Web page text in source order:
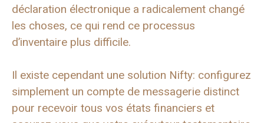
déclaration électronique a radicalement changé
les choses, ce qui rend ce processus
d’inventaire plus difficile.
Il existe cependant une solution Nifty: configurez
simplement un compte de messagerie distinct
pour recevoir tous vos états financiers et